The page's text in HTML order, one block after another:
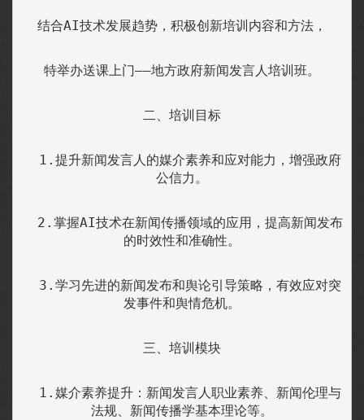
结合AI技术发展趋势，积极创新培训内容和方法，
特举办送课上门——地方政府新闻发言人培训班。
二、培训目标
公信力。
的时效性和准确性。
发事件和舆情危机。
三、培训模块
法规、新闻传播学基本理论等。